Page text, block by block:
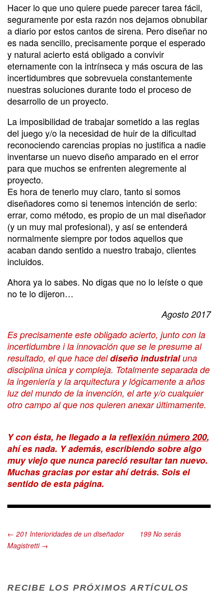
Hacer lo que uno quiere puede parecer tarea fácil,
seguramente por esta razón nos dejamos obnubilar
a diario por estos cantos de sirena. Pero diseñar no
es nada sencillo, precisamente porque el esperado
y natural acierto está obligado a convivir
eternamente con la intrínseca y más oscura de las
incertidumbres que sobrevuela constantemente
nuestras soluciones durante todo el proceso de
desarrollo de un proyecto.
La imposibilidad de trabajar sometido a las reglas
del juego y/o la necesidad de huir de la dificultad
reconociendo carencias propias no justifica a nadie
inventarse un nuevo diseño amparado en el error
para que muchos se enfrenten alegremente al
proyecto.
Es hora de tenerlo muy claro, tanto si somos
diseñadores como si tenemos intención de serlo:
errar, como método, es propio de un mal diseñador
(y un muy mal profesional), y así se entenderá
normalmente siempre por todos aquellos que
acaban dando sentido a nuestro trabajo, clientes
incluidos.
Ahora ya lo sabes. No digas que no lo leíste o que
no te lo dijeron…
Agosto 2017
Es precisamente este obligado acierto, junto con la
incertidumbre i la innovación que se le presume al
resultado, el que hace deldiseño industrialuna
disciplina única y compleja. Totalmente separada de
la ingeniería y la arquitectura y lógicamente a años
luz del mundo de la invención, el arte y/o cualquier
otro campo al que nos quieren anexar últimamente.
Y con ésta, he llegado a lareflexión número 200,
ahí es nada. Y además, escribiendo sobre algo
muy viejo que nunca pareció resultar tan nuevo.
Muchas gracias por estar ahí detrás. Sois el
sentido de esta página.
← 201 Interioridades de un diseñador
199 No serás
Magistretti →
RECIBE LOS PRÓXIMOS ARTÍCULOS